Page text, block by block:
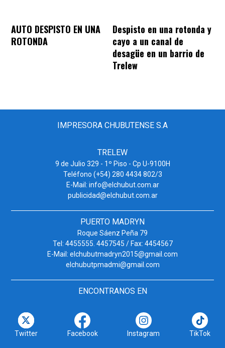
AUTO DESPISTO EN UNA
ROTONDA
Despisto en una rotonda y
cayo a un canal de
desagüe en un barrio de
Trelew
IMPRESORA CHUBUTENSE S.A
TRELEW
9 de Julio 329 - 1º Piso - Cp U-9100H
Teléfono (+54) 280 4434 802/3
E-Mail: info@elchubut.com.ar
publicidad@elchubut.com.ar
PUERTO MADRYN
Roque Sáenz Peña 79
Tel: 4455555. 4457545 / Fax: 4454567
E-Mail: elchubutmadryn2015@gmail.com
elchubutpmadmi@gmail.com
ENCONTRANOS EN
Twitter Facebook Instagram TikTok